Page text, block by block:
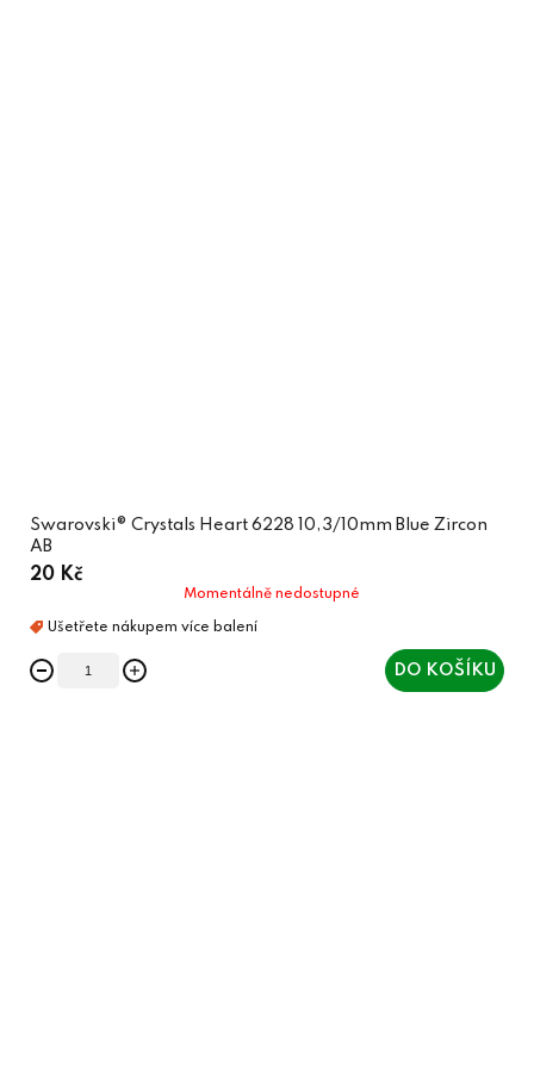
Swarovski® Crystals Heart 6228 10,3/10mm Blue Zircon
AB
20 Kč
Momentálně nedostupné
DO KOŠÍKU